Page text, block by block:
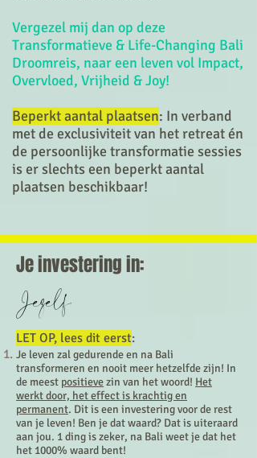
Vergezel mij dan op deze
Transformatieve & Life-Changing Bali
Droomreis, naar een leven vol Impact,
Overvloed, Vrijheid & Joy!
Beperkt aantal plaatsen: In verband
met de exclusiviteit van het retreat én
de persoonlijke transformatie sessies
is er slechts een beperkt aantal
plaatsen beschikbaar!
Je investering in:
Jezelf
LET OP, lees dit eerst:
Je leven zal gedurende en na Bali
transformeren en nooit meer hetzelfde zijn! In
de meest positievezin van het woord! Het
werkt door, het effect is krachtig en
permanent. Dit is een investering voor de rest
van je leven! Ben je dat waard? Dat is uiteraard
aan jou. 1 ding is zeker, na Bali weet je dat het
het 1000% waard bent!